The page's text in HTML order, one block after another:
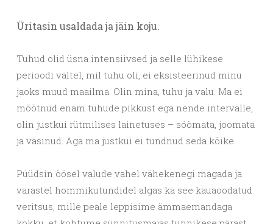
Üritasin usaldada ja jäin koju.
Tuhud olid üsna intensiivsed ja selle lühikese
perioodi vältel, mil tuhu oli, ei eksisteerinud minu
jaoks muud maailma. Olin mina, tuhu ja valu. Ma ei
mõõtnud enam tuhude pikkust ega nende intervalle,
olin justkui rütmilises lainetuses – söömata, joomata
ja väsinud. Aga ma justkui ei tundnud seda kõike.
Püüdsin öösel valude vahel vähekenegi magada ja
varastel hommikutundidel algas ka see kauaoodatud
veritsus, mille peale leppisime ämmaemandaga